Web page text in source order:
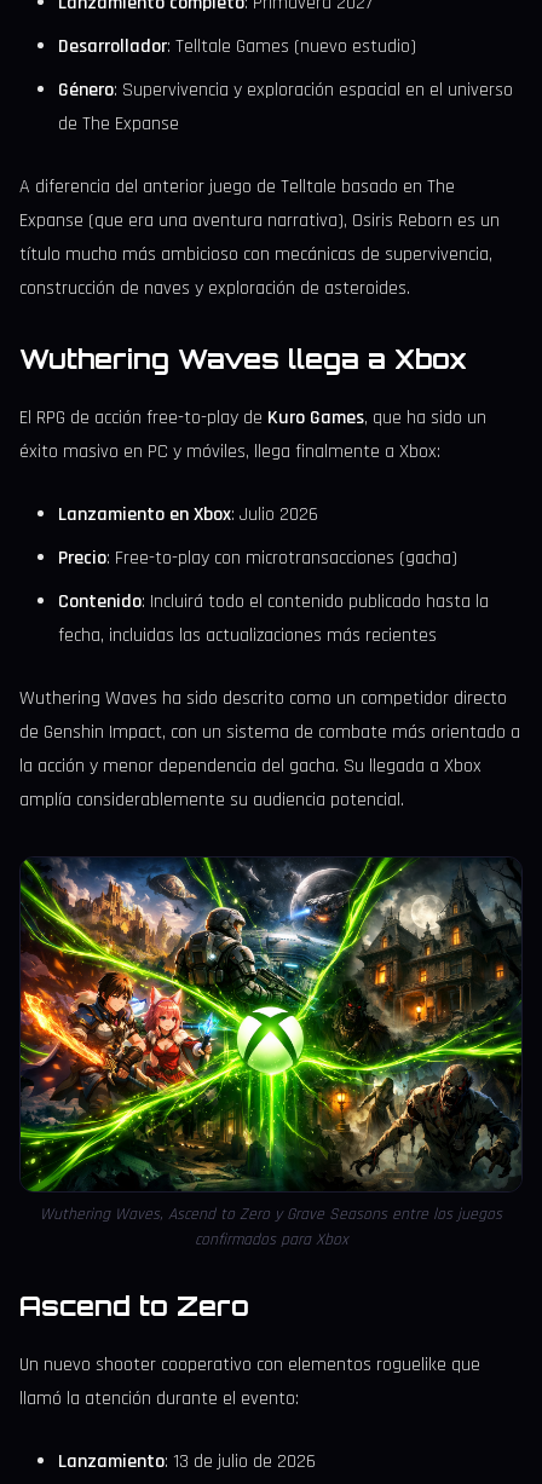
Desarrollador: Telltale Games (nuevo estudio)
Género: Supervivencia y exploración espacial en el universo
de The Expanse
A diferencia del anterior juego de Telltale basado en The
Expanse (que era una aventura narrativa), Osiris Reborn es un
título mucho más ambicioso con mecánicas de supervivencia,
construcción de naves y exploración de asteroides.
Wuthering Waves llega a Xbox
El RPG de acción free-to-play de Kuro Games, que ha sido un
éxito masivo en PC y móviles, llega finalmente a Xbox:
Lanzamiento en Xbox: Julio 2026
Precio: Free-to-play con microtransacciones (gacha)
Contenido: Incluirá todo el contenido publicado hasta la
fecha, incluidas las actualizaciones más recientes
Wuthering Waves ha sido descrito como un competidor directo
de Genshin Impact, con un sistema de combate más orientado a
la acción y menor dependencia del gacha. Su llegada a Xbox
amplía considerablemente su audiencia potencial.
Wuthering Waves, Ascend to Zero y Grave Seasons entre los juegos
confirmados para Xbox
Ascend to Zero
Un nuevo shooter cooperativo con elementos roguelike que
llamó la atención durante el evento:
Lanzamiento: 13 de julio de 2026